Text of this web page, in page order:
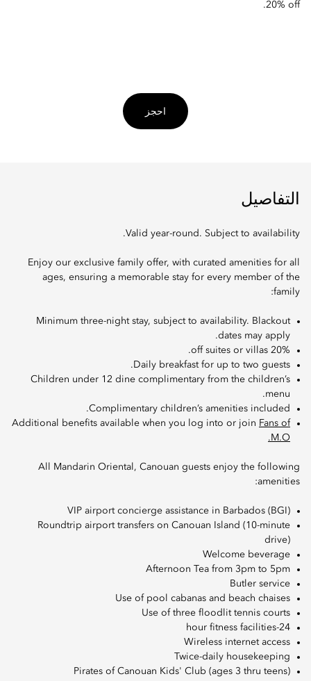
20% off.
احجز
التفاصيل
Valid year-round. Subject to availability.
Enjoy our exclusive family offer, with curated amenities for all
ages, ensuring a memorable stay for every member of the
family:
Minimum three-night stay, subject to availability. Blackout
dates may apply.
20% off suites or villas.
Daily breakfast for up to two guests.
Children under 12 dine complimentary from the children’s
menu.
Complimentary children’s amenities included.
Additional benefits available when you log into or join Fans of
M.O.
All Mandarin Oriental, Canouan guests enjoy the following
amenities:
VIP airport concierge assistance in Barbados (BGI)
Roundtrip airport transfers on Canouan Island (10-minute
drive)
Welcome beverage
Afternoon Tea from 3pm to 5pm
Butler service
Use of pool cabanas and beach chaises
Use of three floodlit tennis courts
24-hour fitness facilities
Wireless internet access
Twice-daily housekeeping
Pirates of Canouan Kids' Club (ages 3 thru teens)